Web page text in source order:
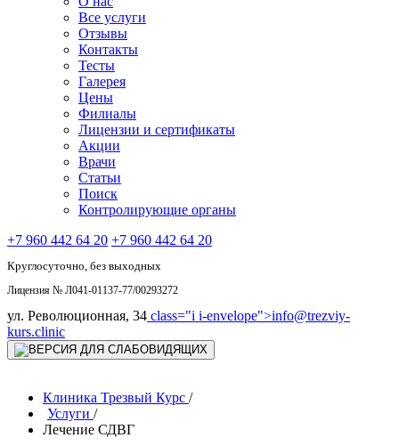
Все услуги
Отзывы
Контакты
Тесты
Галерея
Цены
Филиалы
Лицензии и сертификаты
Акции
Врачи
Статьи
Поиск
Контролирующие органы
+7 960 442 64 20 +7 960 442 64 20
Круглосуточно, без выходных
Лицензия № Л041-01137-77/00293272
ул. Революционная, 34 class="i i-envelope">info@trezviy-
kurs.clinic
Клиника Трезвый Курс /
Услуги /
Лечение СДВГ